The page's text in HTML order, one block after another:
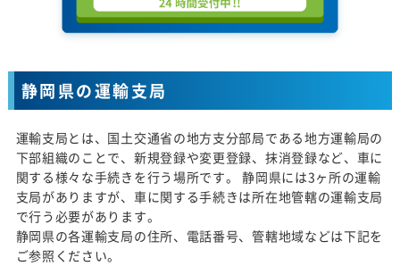
静岡県の運輸支局
運輸支局とは、国土交通省の地方支分部局である地方運輸局の
下部組織のことで、新規登録や変更登録、抹消登録など、車に
関する様々な手続きを行う場所です。 静岡県には3ヶ所の運輸
支局がありますが、車に関する手続きは所在地管轄の運輸支局
で行う必要があります。
静岡県の各運輸支局の住所、電話番号、管轄地域などは下記を
ご参照ください。